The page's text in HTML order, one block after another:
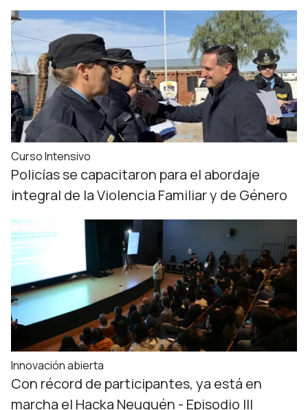
Curso Intensivo
Policías se capacitaron para el abordaje
integral de la Violencia Familiar y de Género
Innovación abierta
Con récord de participantes, ya está en
marcha el Hacka Neuquén - Episodio III